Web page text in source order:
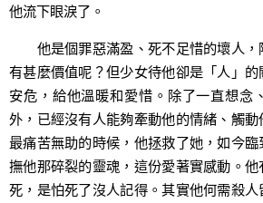
他流下眼淚了。
他是個罪惡滿盈、死不足惜的壞人，
有甚麼價值呢？但少女待他卻是「人」
安危，給他溫暖和愛惜。除了一直想念
外，已經沒有人能夠牽動他的情緒、觸
最痛苦無助的時候，他拯救了她，如今
撫他那碎裂的靈魂，這份愛著實感動。
死，是怕死了沒人記得。其實他何需殺